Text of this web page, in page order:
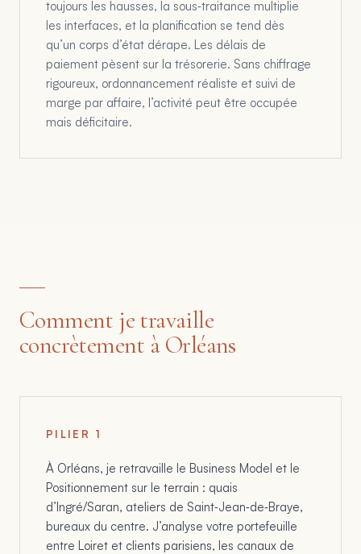
toujours les hausses, la sous‑traitance multiplie
les interfaces, et la planification se tend dès
qu’un corps d’état dérape. Les délais de
paiement pèsent sur la trésorerie. Sans chiffrage
rigoureux, ordonnancement réaliste et suivi de
marge par affaire, l’activité peut être occupée
mais déficitaire.
Comment je travaille
concrètement à Orléans
PILIER 1
À Orléans, je retravaille le Business Model et le
Positionnement sur le terrain : quais
d’Ingré/Saran, ateliers de Saint‑Jean‑de‑Braye,
bureaux du centre. J’analyse votre portefeuille
entre Loiret et clients parisiens, les canaux de